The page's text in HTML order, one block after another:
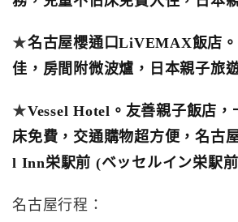
★名古屋櫻通口LiVEMAX飯店
佳，房間附微波爐，日本親子旅
★Vessel Hotel。友善親子飯店，
床免費，交通購物超方便，名古
l Inn栄駅前 (ベッセルイン栄駅
名古屋行程：